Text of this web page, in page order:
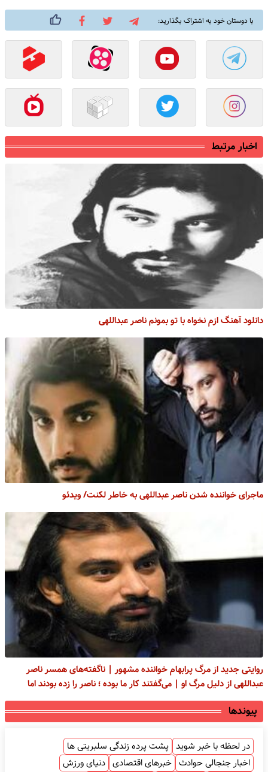
با دوستان خود به اشتراک بگذارید:
اخبار مرتبط
دانلود آهنگ ازم نخواه با تو بمونم ناصر عبداللهی
ماجرای خواننده شدن ناصر عبداللهی به خاطر لکنت/ ویدئو
روایتی جدید از مرگ پرابهام خواننده مشهور | ناگفته‌های همسر ناصر
عبداللهی از دلیل مرگ او | می‌گفتند کار ما بوده ؛ ناصر را زده بودند اما
پیوندها
در لحظه با خبر شوید پشت پرده زندگی سلبریتی ها
اخبار جنجالی حوادث خبرهای اقتصادی دنیای ورزش